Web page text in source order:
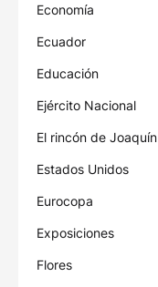
Economía
Ecuador
Educación
Ejército Nacional
El rincón de Joaquín
Estados Unidos
Eurocopa
Exposiciones
Flores